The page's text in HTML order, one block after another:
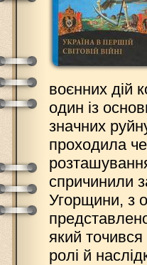
воєнних дій
один із
значних
проходила
спричинили
Угорщини, з
який точився
ролі й